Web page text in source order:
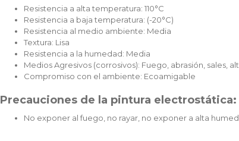
Resistencia a alta temperatura: 110°C
Resistencia a baja temperatura: (-20°C)
Resistencia al medio ambiente: Media
Textura: Lisa
Resistencia a la humedad: Media
Medios Agresivos (corrosivos): Fuego, abrasión, sales,
Compromiso con el ambiente: Ecoamigable
Precauciones de la pintura electrostática:
No exponer al fuego, no rayar, no exponer a alta